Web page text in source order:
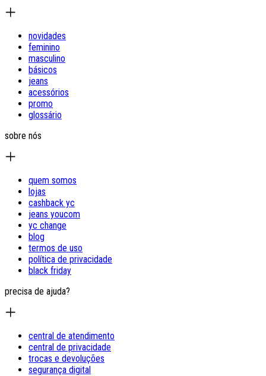
novidades
feminino
masculino
básicos
jeans
acessórios
promo
glossário
sobre nós
quem somos
lojas
cashback yc
jeans youcom
yc change
blog
termos de uso
política de privacidade
black friday
precisa de ajuda?
central de atendimento
central de privacidade
trocas e devoluções
segurança digital